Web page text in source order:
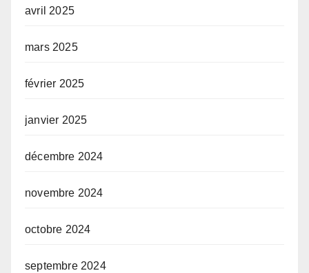
avril 2025
mars 2025
février 2025
janvier 2025
décembre 2024
novembre 2024
octobre 2024
septembre 2024